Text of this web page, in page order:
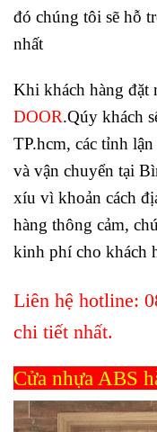
đó chúng tôi sẽ hỗ
nhất
Khi khách hàng đặt
DOOR.Qúy khách
TP.hcm, các tỉnh
và vận chuyển tại
xíu vì khoản cách
hàng thông cảm,
kinh phí cho khách
Liên hệ hotline:
chi tiết nhất.
Cửa nhựa ABS